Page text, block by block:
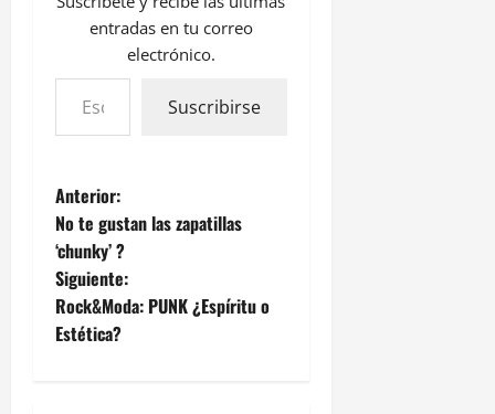
entradas en tu correo
electrónico.
Suscribirse
Anterior:
No te gustan las zapatillas
‘chunky’ ?
Siguiente:
Rock&Moda: PUNK ¿Espíritu o
Estética?